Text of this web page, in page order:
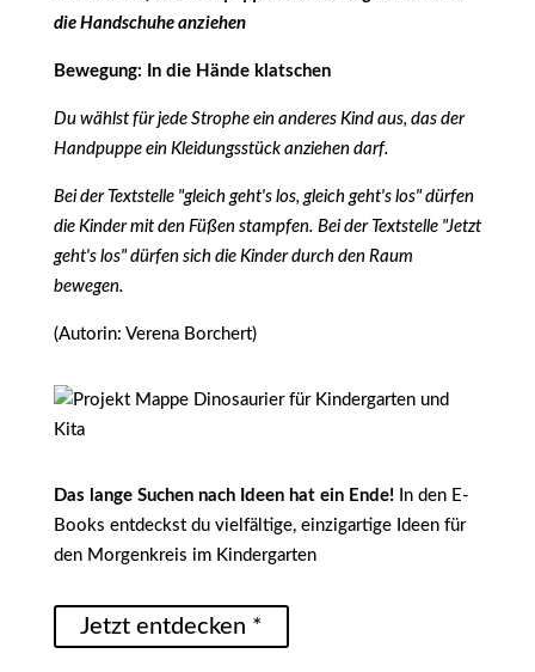
die Handschuhe anziehen
Bewegung: In die Hände klatschen
Du wählst für jede Strophe ein anderes Kind aus, das der
Handpuppe ein Kleidungsstück anziehen darf.
Bei der Textstelle "gleich geht's los, gleich geht's los" dürfen
die Kinder mit den Füßen stampfen. Bei der Textstelle "Jetzt
geht's los" dürfen sich die Kinder durch den Raum
bewegen.
(Autorin: Verena Borchert)
Das lange Suchen nach Ideen hat ein Ende!
In den E-
Books entdeckst du vielfältige, einzigartige Ideen für
den Morgenkreis im Kindergarten
Jetzt entdecken *